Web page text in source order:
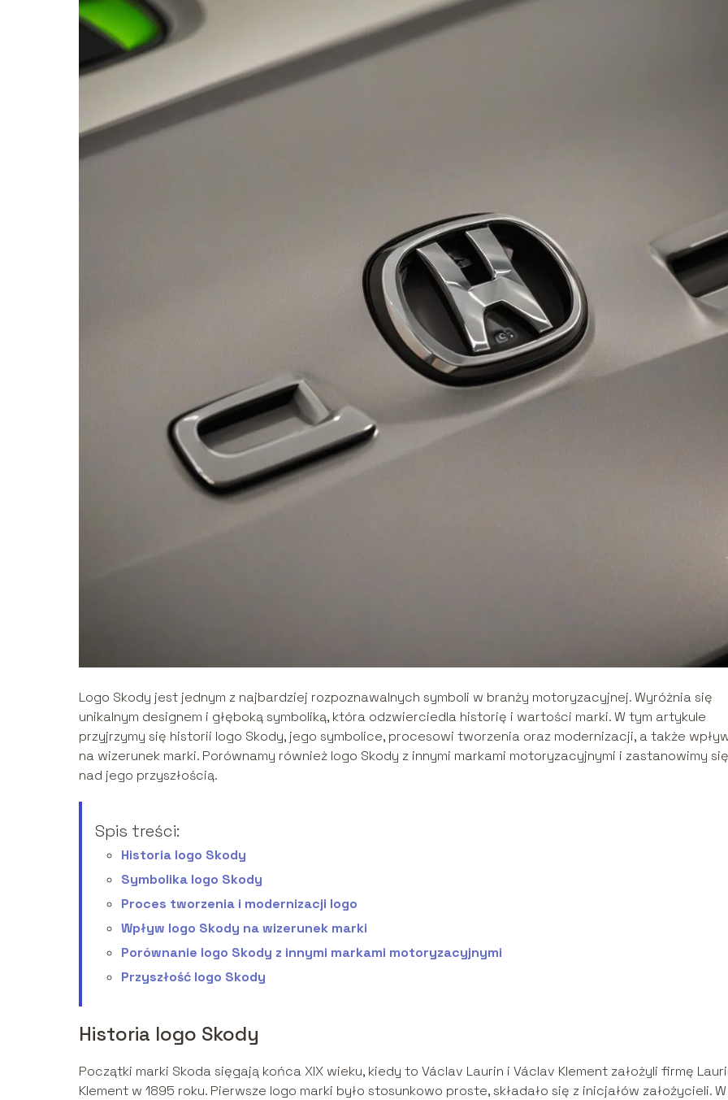
Logo Skody jest jednym z najbardziej rozpoznawalnych symboli w branży motoryzacyjnej. Wyróżnia się
unikalnym designem i głęboką symboliką, która odzwierciedla historię i wartości marki. W tym artykule
przyjrzymy się historii logo Skody, jego symbolice, procesowi tworzenia oraz modernizacji, a także
na wizerunek marki. Porównamy również logo Skody z innymi markami motoryzacyjnymi i zastanowimy się
nad jego przyszłością.
Spis treści:
Historia logo Skody
Symbolika logo Skody
Proces tworzenia i modernizacji logo
Wpływ logo Skody na wizerunek marki
Porównanie logo Skody z innymi markami motoryzacyjnymi
Przyszłość logo Skody
Historia logo Skody
Początki marki Skoda sięgają końca XIX wieku, kiedy to Václav Laurin i Václav Klement założyli firmę
Klement w 1895 roku. Pierwsze logo marki było stosunkowo proste, składało się z inicjałów założycieli. W